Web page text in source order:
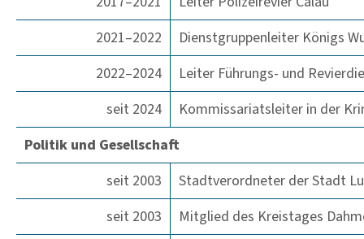
2021–2022
Dienstgruppenleiter Königs
2022–2024
Leiter Führungs- und
seit 2024
Kommissariatsleiter in der
Politik und Gesellschaft
seit 2003
Stadtverordneter der Stadt
seit 2003
Mitglied des Kreistages